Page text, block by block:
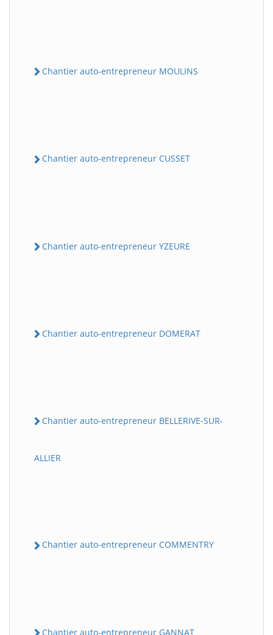
Chantier auto-entrepreneur MOULINS
Chantier auto-entrepreneur CUSSET
Chantier auto-entrepreneur YZEURE
Chantier auto-entrepreneur DOMERAT
Chantier auto-entrepreneur BELLERIVE-SUR-
ALLIER
Chantier auto-entrepreneur COMMENTRY
Chantier auto-entrepreneur GANNAT